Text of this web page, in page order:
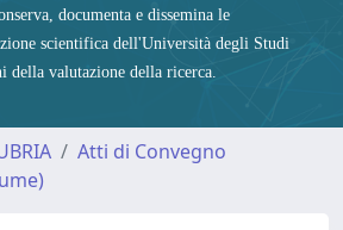
documenta e dissemina le
scientifica dell'Università degli Studi
della valutazione della ricerca.
Atti di Convegno